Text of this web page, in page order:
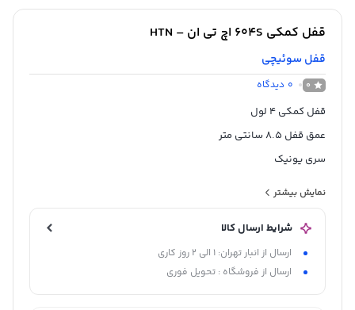
قفل کمکی 604S اچ تی ان – HTN
قفل سوئیچی
0
0 دیدگاه
قفل کمکی 4 لول
عمق قفل 8.5 سانتی متر
سری یونیک
ساخت چین
نمایش بیشتر
شرایط ارسال کالا
ارسال از انبار تهران: 1 الی 2 روز کاری
ارسال از فروشگاه : تحویل فوری